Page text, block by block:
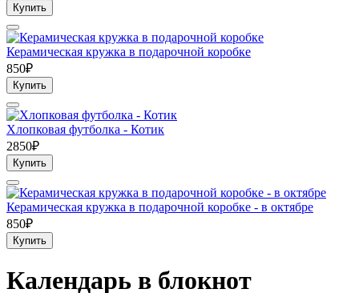
Купить
Керамическая кружка в подарочной коробке
850₽
Купить
Хлопковая футболка - Котик
2850₽
Купить
Керамическая кружка в подарочной коробке - в октябре
850₽
Купить
Календарь в блокнот